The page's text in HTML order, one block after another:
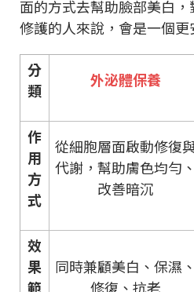
面的方式去幫助臉部美白
修護的人來說，會是一個更
分
類
外泌體保養
作
用
方
式
從細胞層面啟動修復
代謝，幫助膚色均勻、
改善暗沉
效
果
範
同時兼顧美白、保濕、
修復、抗老